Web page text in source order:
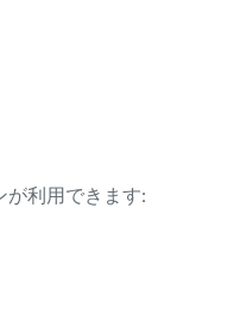
が利用できます: